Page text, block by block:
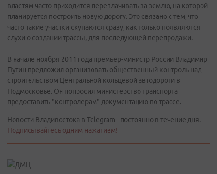
властям часто приходится переплачивать за землю, на которой
планируется построить новую дорогу. Это связано с тем, что
часто такие участки скупаются сразу, как только появляются
слухи о создании трассы, для последующей перепродажи.
В начале ноября 2011 года премьер-министр России Владимир
Путин предложил организовать общественный контроль над
строительством Центральной кольцевой автодороги в
Подмосковье. Он попросил министерство транспорта
предоставить "контролерам" документацию по трассе.
Новости Владивостока в Telegram - постоянно в течение дня.
Подписывайтесь одним нажатием!